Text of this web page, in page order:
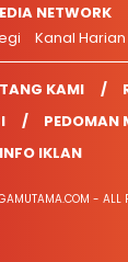
NETWORK
Kanal Harian
KAMI
PEDOMAN
INFO IKLAN
- ALL